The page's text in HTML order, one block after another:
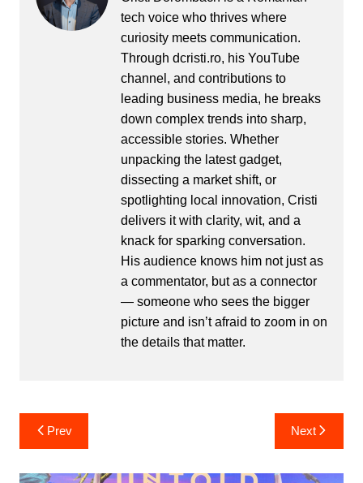
tech voice who thrives where
curiosity meets communication.
Through dcristi.ro, his YouTube
channel, and contributions to
leading business media, he breaks
down complex trends into sharp,
accessible stories. Whether
unpacking the latest gadget,
dissecting a market shift, or
spotlighting local innovation, Cristi
delivers it with clarity, wit, and a
knack for sparking conversation.
His audience knows him not just as
a commentator, but as a connector
— someone who sees the bigger
picture and isn’t afraid to zoom in on
the details that matter.
Post
navigation
Prev Next